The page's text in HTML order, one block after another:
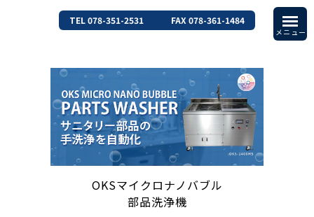
TEL 078-351-2531 FAX 078-361-1484
OKSマイクロナノバブル
部品洗浄機